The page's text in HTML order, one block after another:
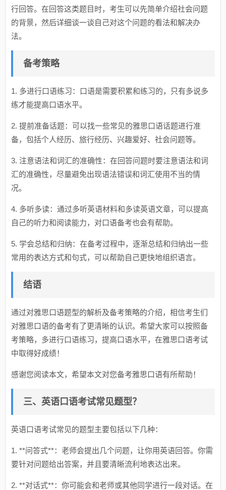
行回答。在回答这类题目时，考生可以先简单介绍社会问题
的背景，然后详细谈一谈自己对这个问题的看法和解决办
法。
备考策略
1. 多进行口语练习：口语是需要积累和练习的，只有多说多
练才能提高口语水平。
2. 提前准备话题：可以找一些常见的雅思口语话题进行准
备，包括个人经历、旅行经历、兴趣爱好、社会问题等。
3. 注意语法和词汇的准确性：在回答问题时要注意语法和词
汇的准确性，尽量避免出现语法错误和词汇使用不当的情
况。
4. 多听多读：通过多听英语材料和多读英语文章，可以提高
自己的听力和阅读能力，对口语备考也会有帮助。
5. 学会总结和归纳：在备考过程中，逐渐总结和归纳出一些
常用的表达方式和句式，可以帮助自己更快地组织语言。
结语
通过对雅思口语题型的解析及备考策略的介绍，相信考生们
对雅思口语的备考有了更清晰的认识。希望大家可以按照备
考策略，多进行口语练习，提高口语水平，在雅思口语考试
中取得好成绩！
感谢您阅读本文，希望本文对您备考雅思口语有所帮助！
三、英语口语考试常见题型？
英语口语考试常见的题型主要包括以下几种：
1. **问答式**：老师会提出几个问题，让你用英语回答。你需
要针对问题给出答案，并且要清晰流利地表达出来。
2. **对话式**：你可能会和老师或其他同学进行一段对话。在